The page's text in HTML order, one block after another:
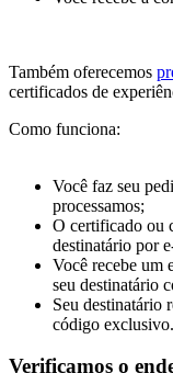
Também oferecemos
certificados de
Como funciona:
Você faz seu
processamos;
O certificado ou
destinatário por
Você recebe um
seu destinatário
Seu destinatário
código exclusivo.
Verificamos o